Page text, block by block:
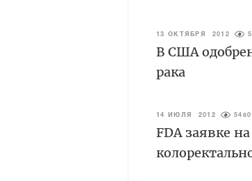
13 ОКТЯБРЯ 2012
В США
рака
14 ИЮЛЯ 2012 5480
FDA заявке